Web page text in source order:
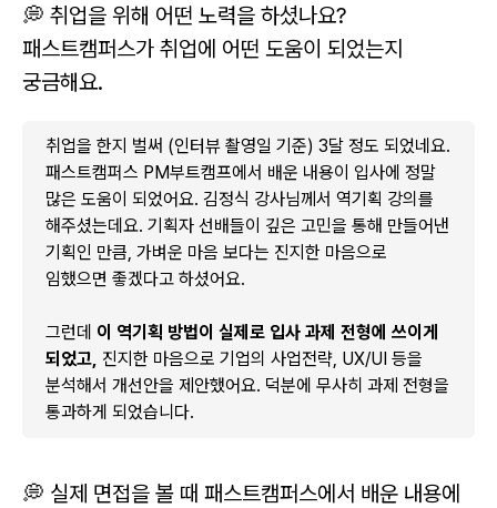
💭 취업을 위해 어떤 노력을 하셨나요?
패스트캠퍼스가 취업에 어떤 도움이 되었는지
궁금해요.
취업을 한지 벌써 (인터뷰 촬영일 기준) 3달 정도 되었네요.
패스트캠퍼스 PM부트캠프에서 배운 내용이 입사에 정말
많은 도움이 되었어요. 김정식 강사님께서 역기획 강의를
해주셨는데요. 기획자 선배들이 깊은 고민을 통해 만들어낸
기획인 만큼, 가벼운 마음 보다는 진지한 마음으로
임했으면 좋겠다고 하셨어요.
그런데 이 역기획 방법이 실제로 입사 과제 전형에 쓰이게
되었고, 진지한 마음으로 기업의 사업전략, UX/UI 등을
분석해서 개선안을 제안했어요. 덕분에 무사히 과제 전형을
통과하게 되었습니다.
💭 실제 면접을 볼 때 패스트캠퍼스에서 배운 내용에